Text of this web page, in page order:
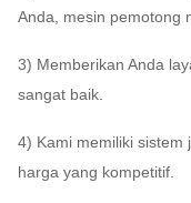
Anda, mesin pemotong
3) Memberikan Anda
sangat baik.
4) Kami memiliki sistem
harga yang kompetitif.